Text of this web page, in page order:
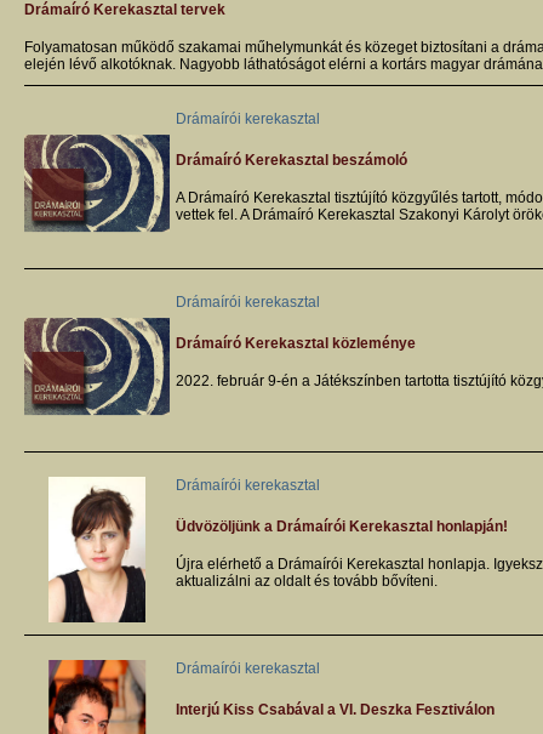
Drámaíró Kerekasztal tervek
Folyamatosan működő szakamai műhelymunkát és közeget biztosítani a
elején lévő alkotóknak. Nagyobb láthatóságot elérni a kortárs magyar
Drámaírói kerekasztal
Drámaíró Kerekasztal beszámoló
A Drámaíró Kerekasztal tisztújító közgyűlés tartott,
vettek fel. A Drámaíró Kerekasztal Szakonyi Károlyt
Drámaírói kerekasztal
Drámaíró Kerekasztal közleménye
2022. február 9-én a Játékszínben tartotta tisztújító
Drámaírói kerekasztal
Üdvözöljünk a Drámaírói Kerekasztal honlapján!
Újra elérhető a Drámaírói Kerekasztal honlapja.
aktualizálni az oldalt és tovább bővíteni.
Drámaírói kerekasztal
Interjú Kiss Csabával a VI. Deszka Fesztiválon